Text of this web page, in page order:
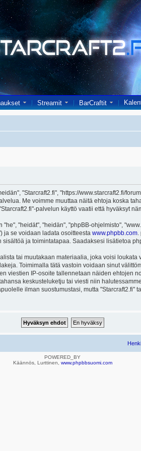
Streamit BarCraftit
"Starcraft2.fi", "https://www.starcraft2.fi/
Me voimme muuttaa näitä ehtoja koska
palvelun käyttö vaatii että hyväksyt
"heidät", "heidän", "phpBB-ohjelmisto",
ja se voidaan ladata osoitteesta www.phpbb.com
ja toimintatapaa. Saadaksesi lisätietoa
tai muutakaan materiaalia, joka voisi
Toimimalla tätä vastoin voidaan sinut
viestien IP-osoite tallennetaan näiden ehtojen
keskusteluketju tai viesti niin
ilman suostumustasi, mutta "Starcraft2.fi"
POWERED_BY
Käännös, Lurttinen, www.phpbbsuomi.com